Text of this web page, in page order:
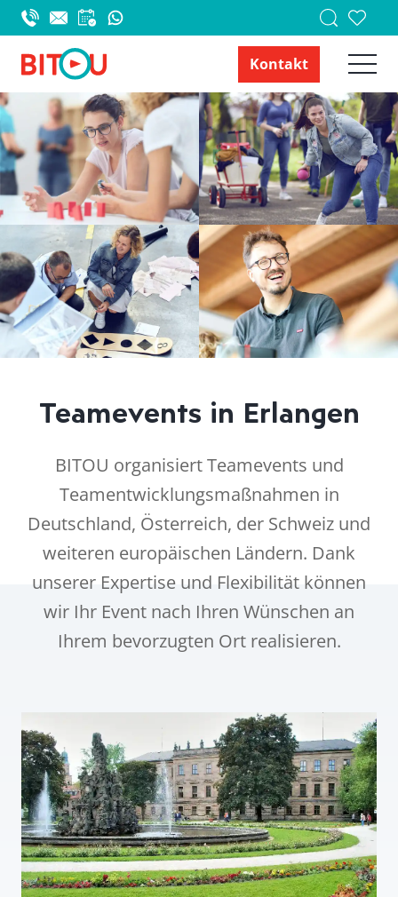
Kontakt
Teamevents in Erlangen
BITOU organisiert Teamevents und
Teamentwicklungsmaßnahmen in
Deutschland, Österreich, der Schweiz und
weiteren europäischen Ländern. Dank
unserer Expertise und Flexibilität können
wir Ihr Event nach Ihren Wünschen an
Ihrem bevorzugten Ort realisieren.